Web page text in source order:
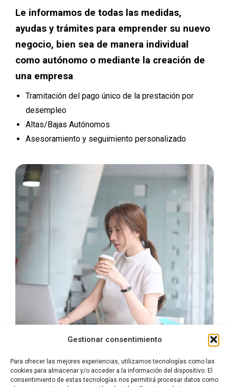
Gestionar consentimiento
Para ofrecer las mejores experiencias, utilizamos tecnologías como las
cookies para almacenar y/o acceder a la información del dispositivo. El
consentimiento de estas tecnologías nos permitirá procesar datos como
Le informamos de todas las medidas,
ayudas y trámites para emprender su nuevo
negocio, bien sea de manera individual
como autónomo o mediante la creación de
una empresa
Tramitación del pago único de la prestación por
desempleo
Altas/Bajas Autónomos
Asesoramiento y seguimiento personalizado